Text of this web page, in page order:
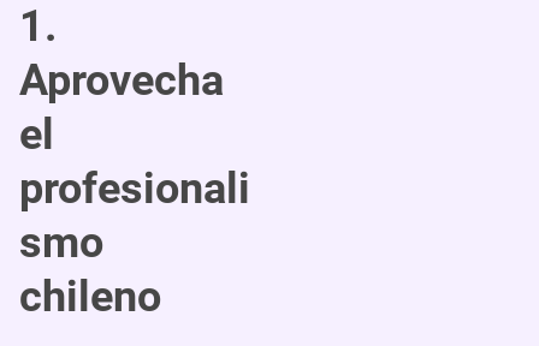
1.
Aprovecha
el
profesionali
smo
chileno